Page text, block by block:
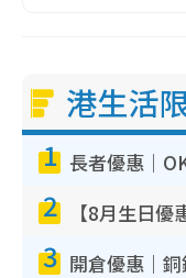
港生活
1
2
3